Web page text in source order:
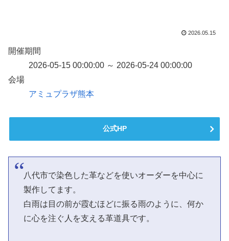
2026.05.15
開催期間
2026-05-15 00:00:00 ～ 2026-05-24 00:00:00
会場
アミュプラザ熊本
公式HP
八代市で染色した革などを使いオーダーを中心に
製作してます。
白雨は目の前が霞むほどに振る雨のように、何か
に心を注ぐ人を支える革道具です。